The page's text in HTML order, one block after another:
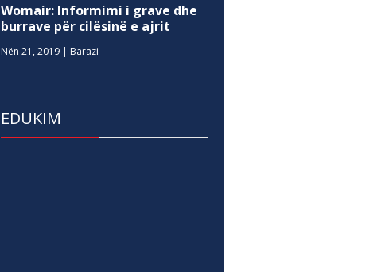
Womair: Informimi i grave dhe
burrave për cilësinë e ajrit
Nën 21, 2019 | Barazi
EDUKIM